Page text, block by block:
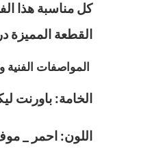
كل مناسبة هذا
القطعة
المواصفات الفنية
الخامة: باورنت
اللون: احمر _